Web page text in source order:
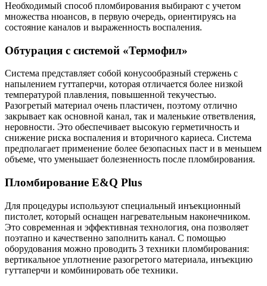
Необходимый способ пломбирования выбирают с учетом
множества нюансов, в первую очередь, ориентируясь на
состояние каналов и выраженность воспаления.
Обтурация с системой «Термофил»
Система представляет собой конусообразный стержень с
напылением гуттаперчи, которая отличается более низкой
температурой плавления, повышенной текучестью.
Разогретый материал очень пластичен, поэтому отлично
закрывает как основной канал, так и маленькие ответвления,
неровности. Это обеспечивает высокую герметичность и
снижение риска воспаления и вторичного кариеса. Система
предполагает применение более безопасных паст и в меньшем
объеме, что уменьшает болезненность после пломбирования.
Пломбирование E&Q Plus
Для процедуры используют специальный инъекционный
пистолет, который оснащен нагревательным наконечником.
Это современная и эффективная технология, она позволяет
поэтапно и качественно заполнить канал. С помощью
оборудования можно проводить 3 техники пломбирования:
вертикальное уплотнение разогретого материала, инъекцию
гуттаперчи и комбинировать обе техники.